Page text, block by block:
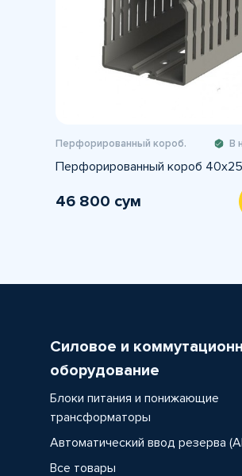
Перфорированный короб. В
Перфорированный короб 40х25
46 800 сум
Силовое и
оборудование
Блоки питания и понижающие
трансформаторы
Автоматический ввод резерва
Все товары